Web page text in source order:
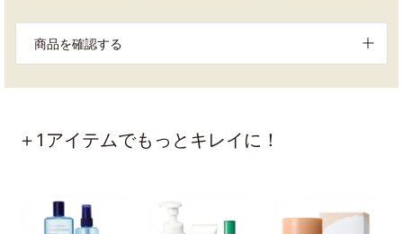
商品を確認する
＋1アイテムでもっとキレイに！